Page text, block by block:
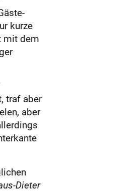
kurze
mit dem
traf aber
aber
Dieter